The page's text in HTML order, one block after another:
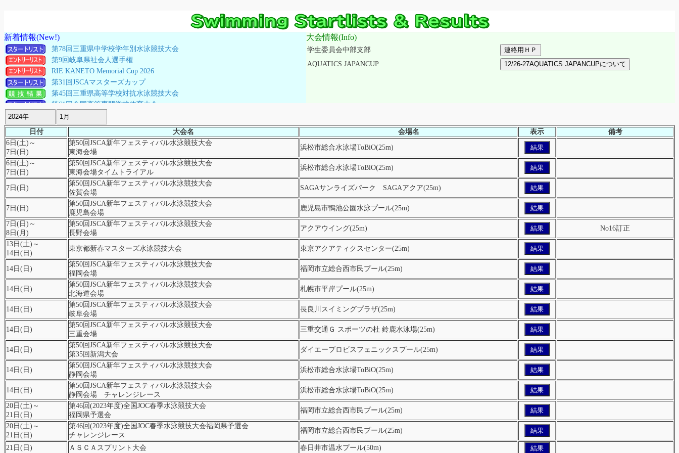
新着情報(New!)
第78回三重県中学校学年別水泳競技大会
第9回岐阜県社会人選手権
RIE KANETO Memorial Cup 2026
第31回JSCAマスターズカップ
第45回三重県高等学校対抗水泳競技大会
第61回全国高等専門学校体育大会
横浜市民スポーツ大会(高校生)
第3回埼玉県マスターズ選手権水泳競技大会
横浜市民スポーツ大会(中学・一般)
愛知県スプリント選手権水泳競技大会
とびうお杯全国少年少女水泳競技大会
名古屋市民スポーツ祭
第49回 横浜ジュニア水泳競技大会
第６３回名古屋地区高等学校水泳競技大会
全九州SC夏季水泳競技大会
愛知県中学校
第49回(2026年度)全国JOC夏季予選会チャレンジレース
令和８年度尾張・知多支部合同水泳競技大会
令和８年度東三河高等学校水泳選手権大会
大会情報(Info)
学生委員会中部支部
AQUATICS JAPANCUP
日付 大会名 会場名 表示
備考
6日(土)～
7日(日)
第50回JSCA新年フェスティバル水泳競技大会
東海会場
浜松市総合水泳場ToBiO(25m) 結果
6日(土)～
7日(日)
第50回JSCA新年フェスティバル水泳競技大会
東海会場タイムトライアル
浜松市総合水泳場ToBiO(25m) 結果
7日(日)
第50回JSCA新年フェスティバル水泳競技大会
佐賀会場
SAGAサンライズパーク SAGAアクア(25m) 結果
7日(日)
第50回JSCA新年フェスティバル水泳競技大会
鹿児島会場
鹿児島市鴨池公園水泳プール(25m) 結果
7日(日)～
8日(月)
第50回JSCA新年フェスティバル水泳競技大会
長野会場
アクアウイング(25m) 結果 No16訂正
13日(土)～
14日(日)
東京都新春マスターズ水泳競技大会 東京アクアティクスセンター(25m) 結果
14日(日)
第50回JSCA新年フェスティバル水泳競技大会
福岡会場
福岡市立総合西市民プール(25m) 結果
14日(日)
第50回JSCA新年フェスティバル水泳競技大会
北海道会場
札幌市平岸プール(25m) 結果
14日(日)
第50回JSCA新年フェスティバル水泳競技大会
岐阜会場
長良川スイミングプラザ(25m) 結果
14日(日)
第50回JSCA新年フェスティバル水泳競技大会
三重会場
三重交通Ｇ スポーツの杜 鈴鹿水泳場(25m) 結果
14日(日)
第50回JSCA新年フェスティバル水泳競技大会
第35回新潟大会
ダイエープロビスフェニックスプール(25m) 結果
14日(日)
第50回JSCA新年フェスティバル水泳競技大会
静岡会場
浜松市総合水泳場ToBiO(25m) 結果
14日(日)
第50回JSCA新年フェスティバル水泳競技大会
静岡会場 チャレンジレース
浜松市総合水泳場ToBiO(25m) 結果
20日(土)～
21日(日)
第46回(2023年度)全国JOC春季水泳競技大会
福岡県予選会
福岡市立総合西市民プール(25m) 結果
20日(土)～
21日(日)
第46回(2023年度)全国JOC春季水泳競技大会福岡県予選会
チャレンジレース
福岡市立総合西市民プール(25m) 結果
21日(日) ＡＳＣＡスプリント大会 春日井市温水プール(50m) 結果